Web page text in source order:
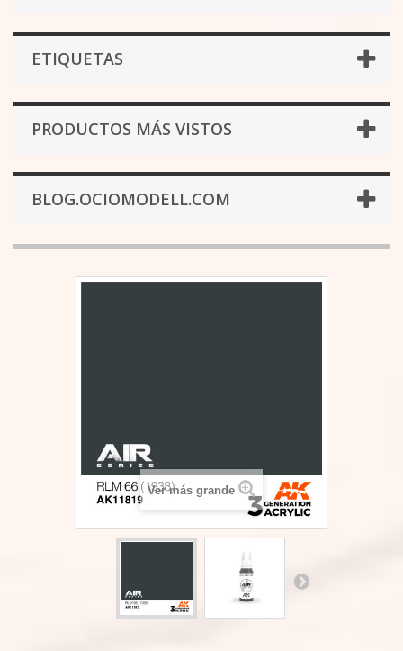
ETIQUETAS
PRODUCTOS MÁS VISTOS
BLOG.OCIOMODELL.COM
Ver más grande